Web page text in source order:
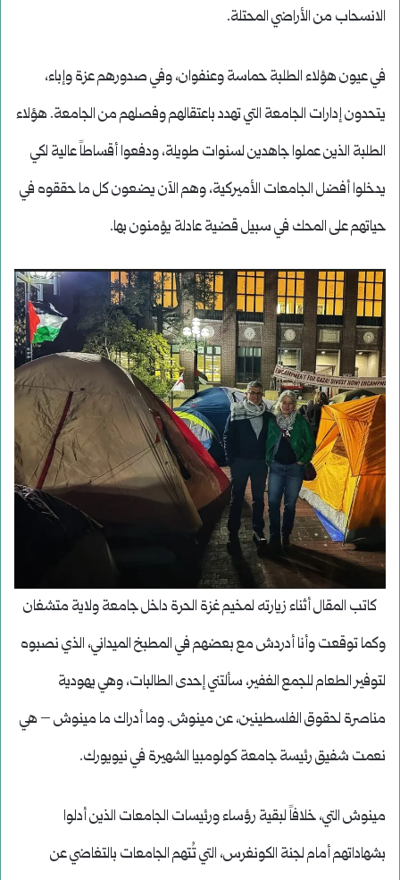
الانسحاب من الأراضي المحتلة.
في عيون هؤلاء الطلبة حماسة وعنفوان، وفي صدورهم عزة وإباء،
يتحدون إدارات الجامعة التي تهدد باعتقالهم وفصلهم من الجامعة. هؤلاء
الطلبة الذين عملوا جاهدين لسنوات طويلة، ودفعوا أقساطاً عالية لكي
يدخلوا أفضل الجامعات الأميركية، وهم الآن يضعون كل ما حققوه في
حياتهم على المحك في سبيل قضية عادلة يؤمنون بها.
كاتب المقال أثناء زيارته لمخيم غزة الحرة داخل جامعة ولاية متشغان
وكما توقعت وأنا أدردش مع بعضهم في المطبخ الميداني، الذي نصبوه
لتوفير الطعام للجمع الغفير، سألتني إحدى الطالبات، وهي يهودية
مناصرة لحقوق الفلسطينين، عن مينوش. وما أدراك ما مينوش – هي
نعمت شفيق رئيسة جامعة كولومبيا الشهيرة في نيويورك.
مينوش التي، خلافاً لبقية رؤساء ورئيسات الجامعات الذين أدلوا
بشهاداتهم أمام لجنة الكونغرس، التي تُتهم الجامعات بالتغاضي عن